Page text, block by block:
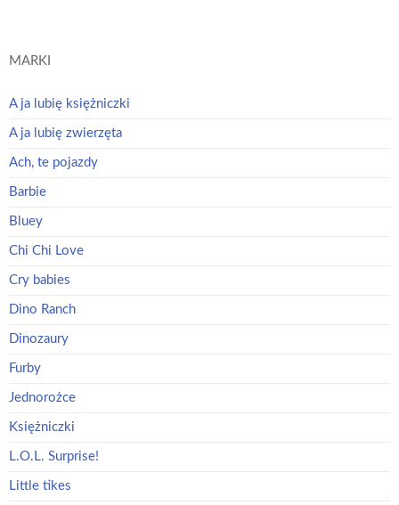
MARKI
A ja lubię księżniczki
A ja lubię zwierzęta
Ach, te pojazdy
Barbie
Bluey
Chi Chi Love
Cry babies
Dino Ranch
Dinozaury
Furby
Jednorożce
Księżniczki
L.O.L. Surprise!
Little tikes